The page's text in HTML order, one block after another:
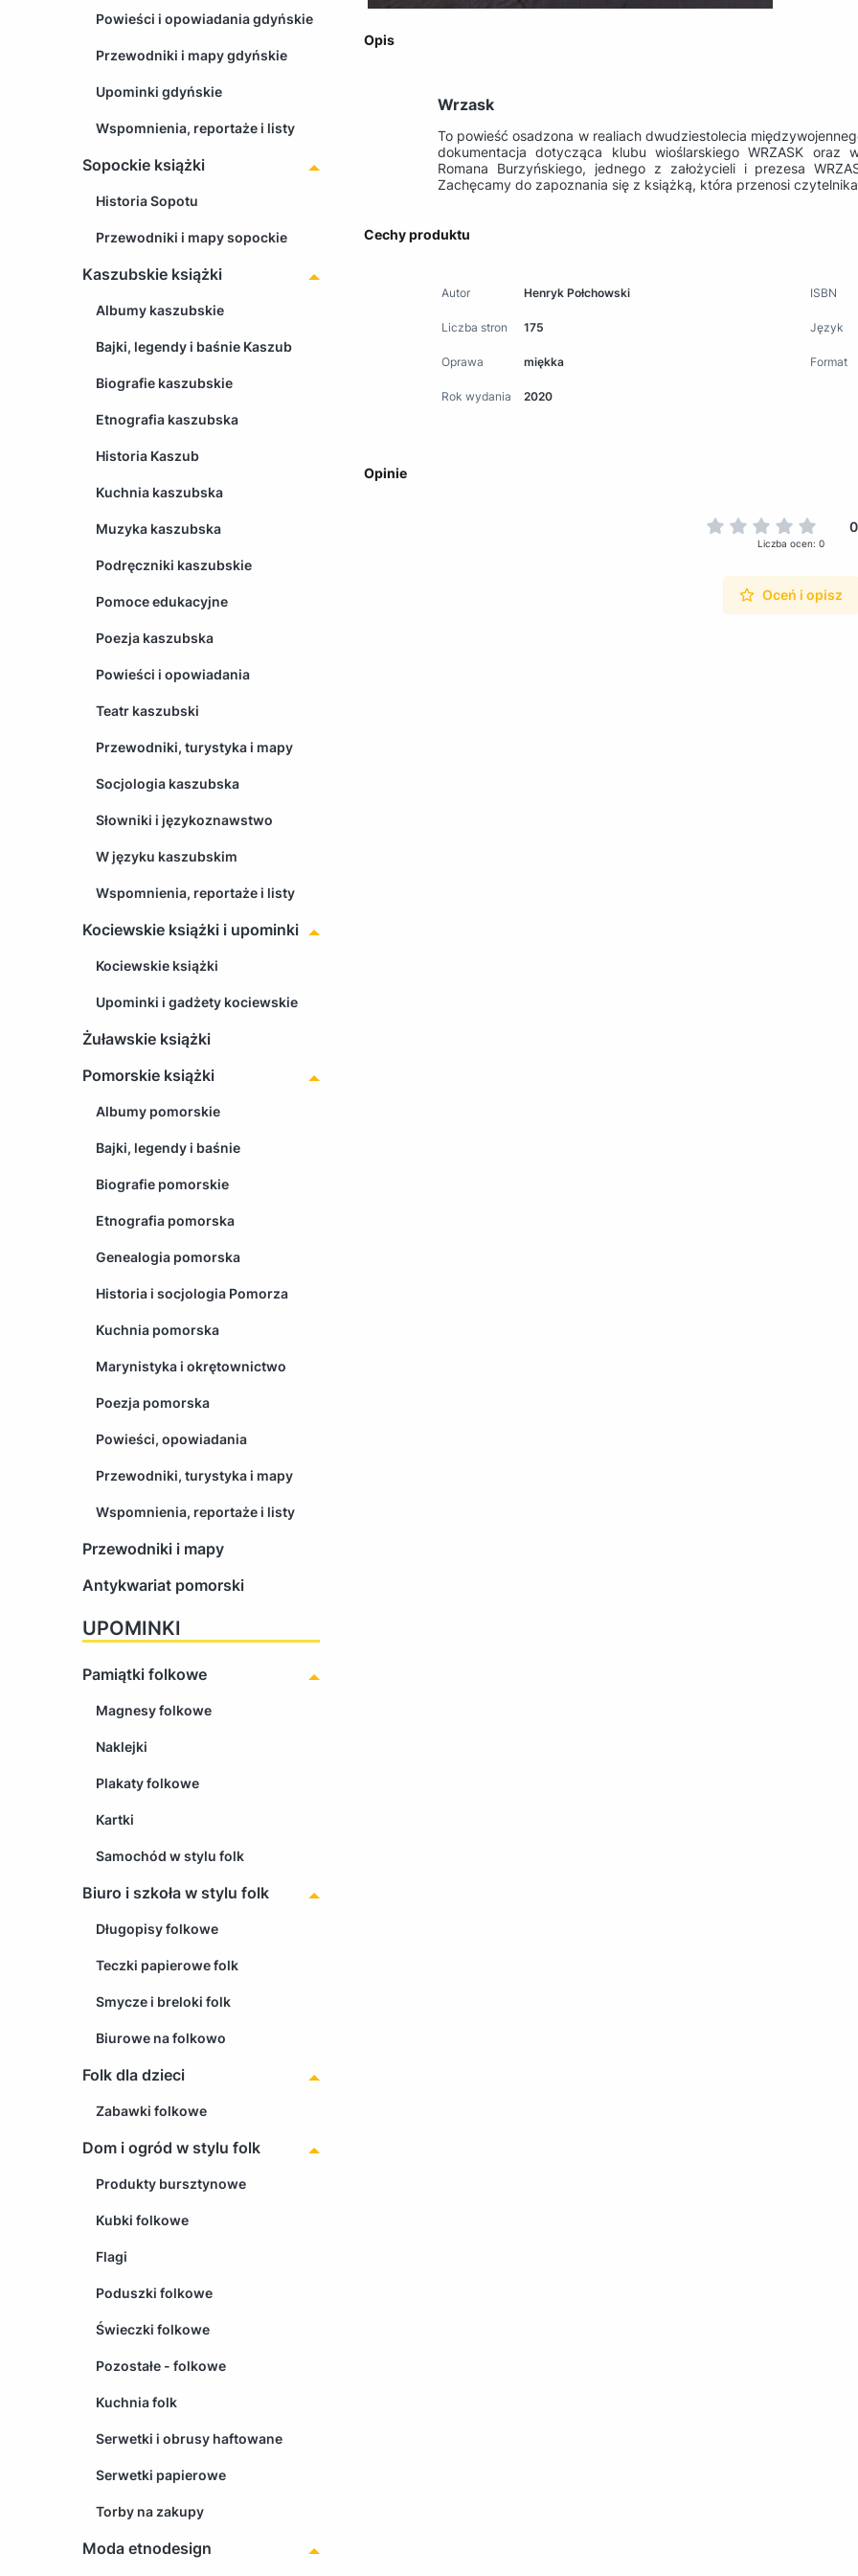
Powieści i opowiadania gdyńskie
Przewodniki i mapy gdyńskie
Upominki gdyńskie
Wspomnienia, reportaże i listy
Sopockie książki
Historia Sopotu
Przewodniki i mapy sopockie
Kaszubskie książki
Albumy kaszubskie
Bajki, legendy i baśnie Kaszub
Biografie kaszubskie
Etnografia kaszubska
Historia Kaszub
Kuchnia kaszubska
Muzyka kaszubska
Podręczniki kaszubskie
Pomoce edukacyjne
Poezja kaszubska
Powieści i opowiadania
Teatr kaszubski
Przewodniki, turystyka i mapy
Socjologia kaszubska
Słowniki i językoznawstwo
W języku kaszubskim
Wspomnienia, reportaże i listy
Kociewskie książki i upominki
Kociewskie książki
Upominki i gadżety kociewskie
Żuławskie książki
Pomorskie książki
Albumy pomorskie
Bajki, legendy i baśnie
Biografie pomorskie
Etnografia pomorska
Genealogia pomorska
Historia i socjologia Pomorza
Kuchnia pomorska
Marynistyka i okrętownictwo
Poezja pomorska
Powieści, opowiadania
Przewodniki, turystyka i mapy
Wspomnienia, reportaże i listy
Przewodniki i mapy
Antykwariat pomorski
UPOMINKI
Pamiątki folkowe
Magnesy folkowe
Naklejki
Plakaty folkowe
Kartki
Samochód w stylu folk
Biuro i szkoła w stylu folk
Długopisy folkowe
Teczki papierowe folk
Smycze i breloki folk
Biurowe na folkowo
Folk dla dzieci
Zabawki folkowe
Dom i ogród w stylu folk
Produkty bursztynowe
Kubki folkowe
Flagi
Poduszki folkowe
Świeczki folkowe
Pozostałe - folkowe
Kuchnia folk
Serwetki i obrusy haftowane
Serwetki papierowe
Torby na zakupy
Moda etnodesign
Opis
Wrzask
To powieść osadzona w realiach dwudziestolecia
dokumentacja dotycząca klubu wioślarskiego WRZASK oraz
Romana Burzyńskiego, jednego z założycieli i prezesa
Zachęcamy do zapoznania się z książką, która przenosi
Cechy produktu
Autor Henryk Połchowski ISBN
Liczba stron 175 Język
Oprawa miękka Format
Rok wydania 2020
Opinie
Liczba ocen: 0
Oceń i opisz